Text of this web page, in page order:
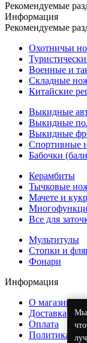
Мы
Рекомендуемые
Информация
Рекомендуемые
Охотничьи
Военные и
Складные
Китайские
Выкидные
Выкидные
Выкидные
Спортивные
Бабочки
Керамбиты
Тычковые
Мачете и
Все для
Мультитулы
Стопки и
Фонари
Информация
О магазине
Доставка
Оплата
Политика